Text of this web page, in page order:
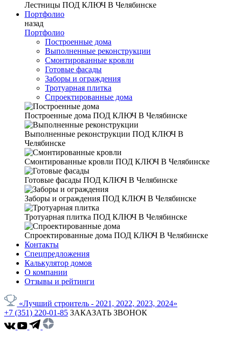
Лестницы ПОД КЛЮЧ В Челябинске
Портфолио
назад
Портфолио
Построенные дома
Выполненные реконструкции
Смонтированные кровли
Готовые фасады
Заборы и ограждения
Тротуарная плитка
Спроектированные дома
Построенные дома ПОД КЛЮЧ В Челябинске
Выполненные реконструкции ПОД КЛЮЧ В
Челябинске
Смонтированные кровли ПОД КЛЮЧ В Челябинске
Готовые фасады ПОД КЛЮЧ В Челябинске
Заборы и ограждения ПОД КЛЮЧ В Челябинске
Тротуарная плитка ПОД КЛЮЧ В Челябинске
Спроектированные дома ПОД КЛЮЧ В Челябинске
Контакты
Спецпредложения
Калькулятор домов
О компании
Отзывы и рейтинги
«Лучший строитель - 2021, 2022, 2023, 2024»
+7 (351) 220-01-85 ЗАКАЗАТЬ ЗВОНОК